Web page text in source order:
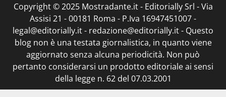
Copyright © 2025 Mostradante.it - Editorially Srl - Via
Assisi 21 - 00181 Roma - P.Iva 16947451007 -
legal@editorially.it - redazione@editorially.it - Questo
blog non è una testata giornalistica, in quanto viene
aggiornato senza alcuna periodicità. Non può
pertanto considerarsi un prodotto editoriale ai sensi
della legge n. 62 del 07.03.2001